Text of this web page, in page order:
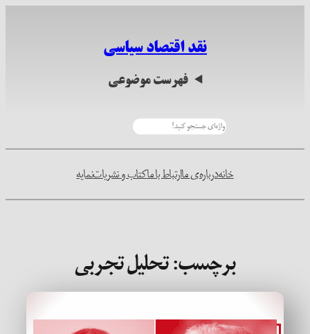
نقد اقتصاد سیاسی
فهرست موضوعی
خانهدرباره‌ی ماارتباط با ماکتاب و نشریاتنمایه
برچسب:تحلیل تجربی